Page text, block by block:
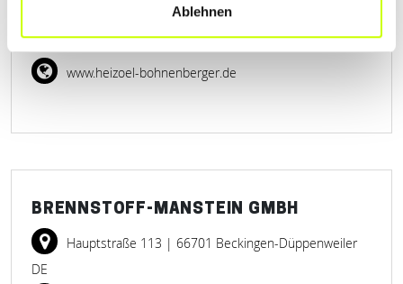
Ablehnen
www.heizoel-bohnenberger.de
BRENNSTOFF-MANSTEIN GMBH
Hauptstraße 113 | 66701 Beckingen-Düppenweiler
DE